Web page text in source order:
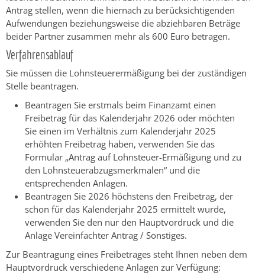
Antrag stellen, wenn die hiernach zu berücksichtigenden
Aufwendungen beziehungsweise die abziehbaren Beträge
beider Partner zusammen mehr als 600 Euro betragen.
Verfahrensablauf
Sie müssen die Lohnsteuerermäßigung bei der zuständigen
Stelle beantragen.
Beantragen Sie erstmals beim Finanzamt einen
Freibetrag für das Kalenderjahr 2026 oder möchten
Sie einen im Verhältnis zum Kalenderjahr 2025
erhöhten Freibetrag haben, verwenden Sie das
Formular „Antrag auf Lohnsteuer-Ermäßigung und zu
den Lohnsteuerabzugsmerkmalen“ und die
entsprechenden Anlagen.
Beantragen Sie 2026 höchstens den Freibetrag, der
schon für das Kalenderjahr 2025 ermittelt wurde,
verwenden Sie den nur den Hauptvordruck und die
Anlage Vereinfachter Antrag / Sonstiges.
Zur Beantragung eines Freibetrages steht Ihnen neben dem
Hauptvordruck verschiedene Anlagen zur Verfügung: